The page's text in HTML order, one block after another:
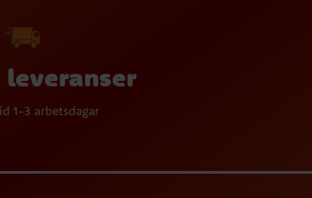
leveranser
1-3 arbetsdagar